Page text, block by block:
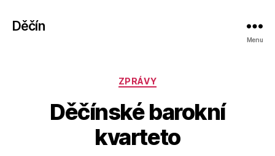
Děčín
Menu
Rubriky
ZPRÁVY
Děčínské barokní
kvarteto
u
t
o